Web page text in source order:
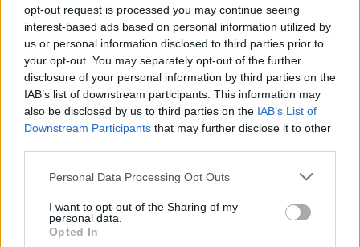
opt-out request is processed you may continue seeing
interest-based ads based on personal information utilized by
us or personal information disclosed to third parties prior to
your opt-out. You may separately opt-out of the further
disclosure of your personal information by third parties on the
IAB’s list of downstream participants. This information may
also be disclosed by us to third parties on the IAB’s List of
Downstream Participants that may further disclose it to other
Personal Data Processing Opt Outs
I want to opt-out of the Sharing of my
personal data.
Opted In